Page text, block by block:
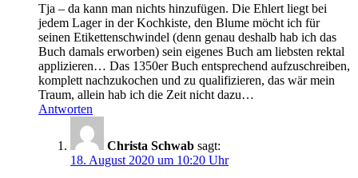
Tja – da kann man nichts hinzufügen. Die Ehlert liegt bei
jedem Lager in der Kochkiste, den Blume möcht ich für
seinen Etikettenschwindel (denn genau deshalb hab ich das
Buch damals erworben) sein eigenes Buch am liebsten rektal
applizieren… Das 1350er Buch entsprechend aufzuschreiben,
komplett nachzukochen und zu qualifizieren, das wär mein
Traum, allein hab ich die Zeit nicht dazu…
Antworten
Christa Schwab sagt:
18. August 2020 um 10:20 Uhr